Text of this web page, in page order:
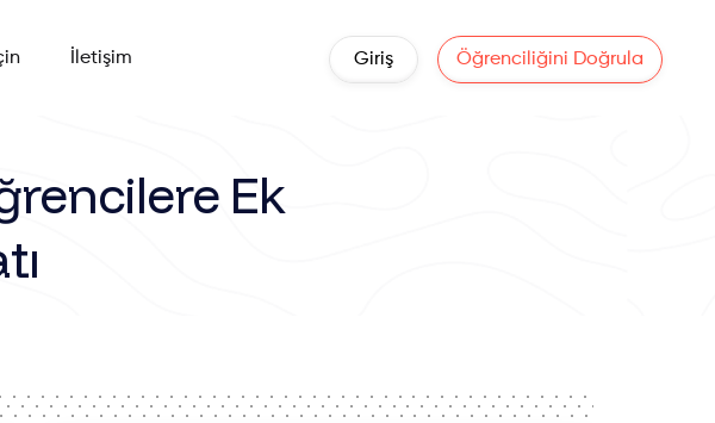
Giriş Öğrenciliğini Doğrula
İletişim
Ek